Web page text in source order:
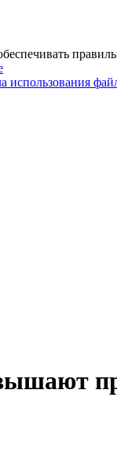
использования